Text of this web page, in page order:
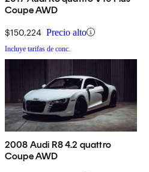
Coupe AWD
$150,224 Precio alto
Incluye tarifas de conc.
2008 Audi R8 4.2 quattro
Coupe AWD